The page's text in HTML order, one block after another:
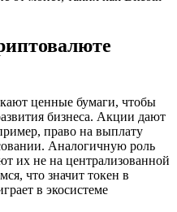
ценные бумаги, чтобы
бизнеса. Акции дают
право на выплату
Аналогичную роль
их не на централизованной
что значит токен в
в экосистеме